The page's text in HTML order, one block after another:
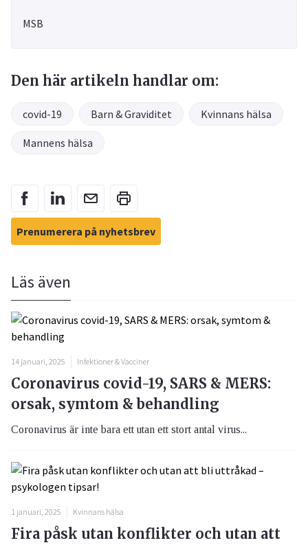
MSB
Den här artikeln handlar om:
covid-19 Barn & Graviditet Kvinnans hälsa
Mannens hälsa
Prenumerera på nyhetsbrev
Läs även
14 januari, 2025 Infektioner & Vacciner
Coronavirus covid-19, SARS & MERS:
orsak, symtom & behandling
Coronavirus är inte bara ett utan ett stort antal virus...
1 januari, 2025 Kvinnans hälsa
Fira påsk utan konflikter och utan att